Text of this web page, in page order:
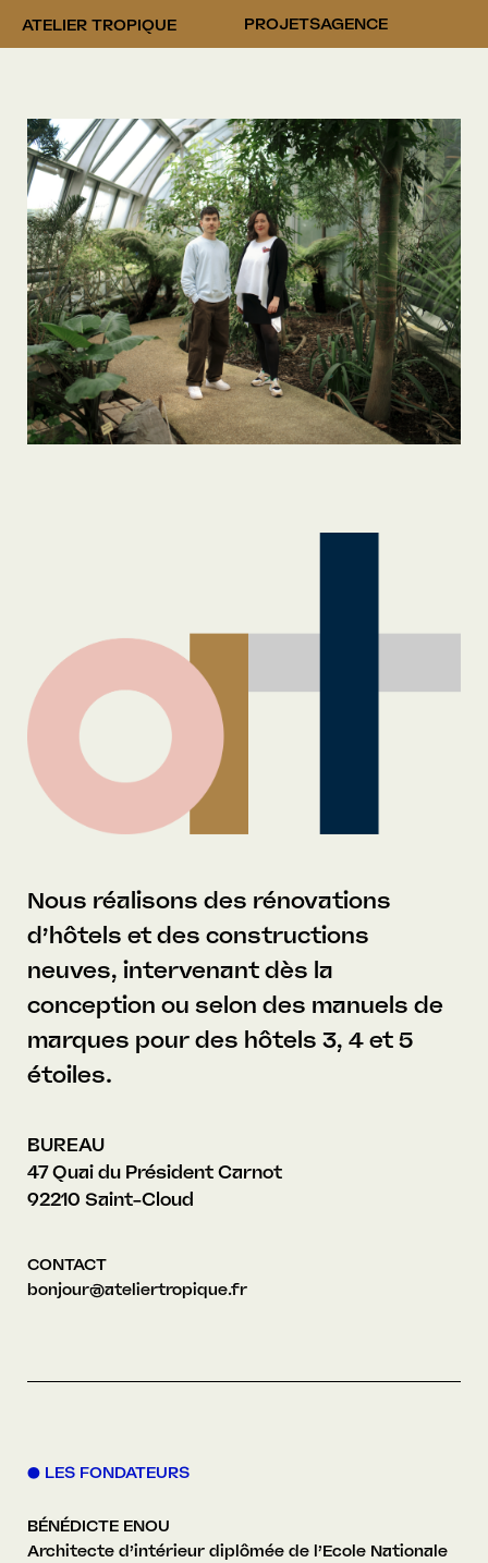
ATELIER TROPIQUE PROJETSAGENCE
Nous réalisons des rénovations
d’hôtels et des constructions
neuves, intervenant dès la
conception ou selon des manuels de
marques pour des hôtels 3, 4 et 5
étoiles.
BUREAU
47 Quai du Président Carnot
92210 Saint-Cloud
CONTACT
bonjour@ateliertropique.fr
● LES FONDATEURS
BÉNÉDICTE ENOU
Architecte d’intérieur diplômée de l’Ecole Nationale